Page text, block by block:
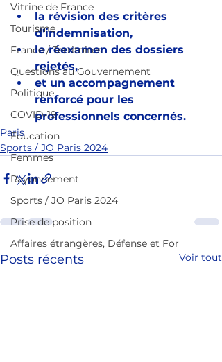
Vitrine de France
Tourisme
France / Territoires
Questions au Gouvernement
Politique
COVID-19
Education
Femmes
Rayonnement
Sports / JO Paris 2024
Prise de position
Affaires étrangères, Défense et For
la révision des critères
d'indemnisation,
le réexamen des dossiers
rejetés,
et un accompagnement
renforcé pour les
professionnels concernés.
Paris
Sports / JO Paris 2024
Posts récents Voir tout